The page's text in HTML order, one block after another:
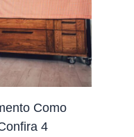
Como
4